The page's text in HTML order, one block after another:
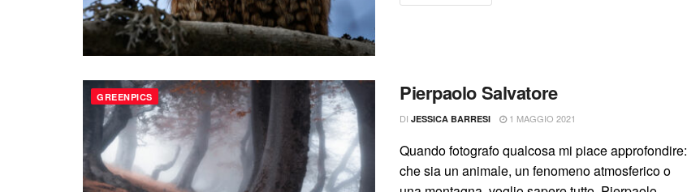
GREENPICS Pierpaolo Salvatore
DI JESSICA BARRESI 1 MAGGIO 2021
Quando fotografo qualcosa mi piace approfondire:
che sia un animale, un fenomeno atmosferico o